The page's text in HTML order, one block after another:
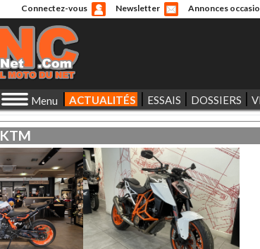
Connectez-vous Newsletter Annonces
Menu ACTUALITÉS ESSAIS DOSSIERS
KTM